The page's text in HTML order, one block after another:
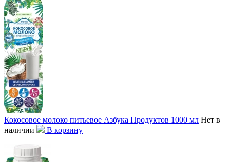
Кокосовое молоко питьевое Азбука Продуктов 1000 мл Нет в
наличии
В корзину